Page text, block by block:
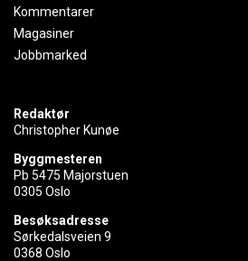
Kommentarer
Magasiner
Jobbmarked
Redaktør
Christopher Kunøe
Byggmesteren
Pb 5475 Majorstuen
0305 Oslo
Besøksadresse
Sørkedalsveien 9
0368 Oslo